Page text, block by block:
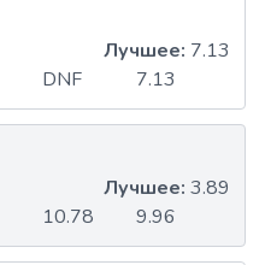
DNF 7.13
Лучшее: 7.13
10.78 9.96
Лучшее: 3.89